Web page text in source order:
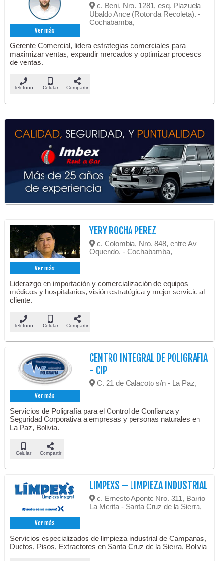
Ver más
c. Beni, Nro. 1281, esq. Plazuela
Ubaldo Ance (Rotonda Recoleta). -
Cochabamba,
Gerente Comercial, lidera estrategias comerciales para
maximizar ventas, expandir mercados y optimizar procesos
de ventas.
Teléfono Celular Compartir
Ver más
YERY ROCHA PEREZ
c. Colombia, Nro. 848, entre Av.
Oquendo. - Cochabamba,
Liderazgo en importación y comercialización de equipos
médicos y hospitalarios, visión estratégica y mejor servicio al
cliente.
Teléfono Celular Compartir
Ver más
CENTRO INTEGRAL DE POLIGRAFIA
- CIP
C. 21 de Calacoto s/n - La Paz,
Servicios de Poligrafía para el Control de Confianza y
Seguridad Corporativa a empresas y personas naturales en
La Paz, Bolivia.
Celular Compartir
Ver más
LIMPEXS – LIMPIEZA INDUSTRIAL
c. Ernesto Aponte Nro. 311, Barrio
La Morita - Santa Cruz de la Sierra,
Servicios especializados de limpieza industrial de Campanas,
Ductos, Pisos, Extractores en Santa Cruz de la Sierra, Bolivia